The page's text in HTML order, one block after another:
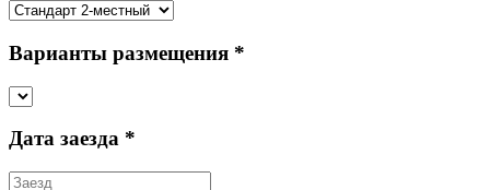
Варианты размещения *
Дата заезда *